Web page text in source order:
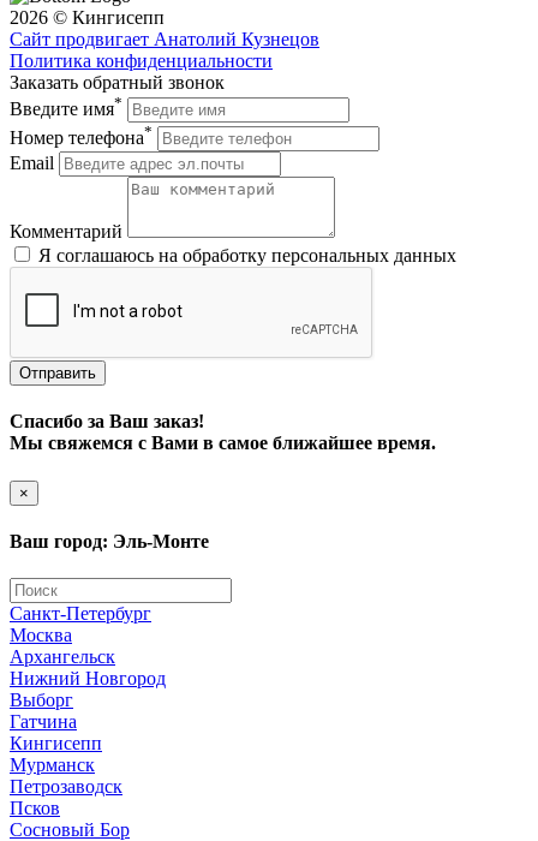
2026 © Кингисепп
Сайт продвигает Анатолий Кузнецов
Политика конфиденциальности
Заказать обратный звонок
Введите имя*
Номер телефона*
Email
Комментарий
Я соглашаюсь на обработку персональных данных
Отправить
Спасибо за Ваш заказ!
Мы свяжемся с Вами в самое ближайшее время.
×
Ваш город: Эль-Монте
Санкт-Петербург
Москва
Архангельск
Нижний Новгород
Выборг
Гатчина
Кингисепп
Мурманск
Петрозаводск
Псков
Сосновый Бор